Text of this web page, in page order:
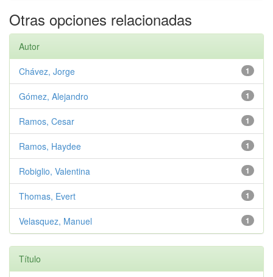
Otras opciones relacionadas
Autor
1
Chávez, Jorge
1
Gómez, Alejandro
1
Ramos, Cesar
1
Ramos, Haydee
1
Robiglio, Valentina
1
Thomas, Evert
1
Velasquez, Manuel
Título